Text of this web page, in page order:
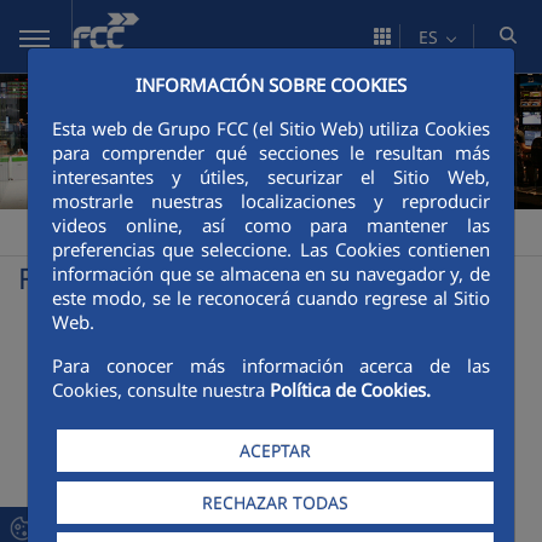
Saltar al contenido principal
INFORMACIÓN SOBRE COOKIES
Esta web de Grupo FCC (el Sitio Web) utiliza Cookies
para comprender qué secciones le resultan más
interesantes y útiles, securizar el Sitio Web,
mostrarle nuestras localizaciones y reproducir
videos online, así como para mantener las
preferencias que seleccione. Las Cookies contienen
información que se almacena en su navegador y, de
este modo, se le reconocerá cuando regrese al Sitio
Web.
Para conocer más información acerca de las
Cookies, consulte nuestra Política de Cookies.
ACEPTAR
RECHAZAR TODAS
ES
FCCCO México > Comunicación > Fotos
Fotos